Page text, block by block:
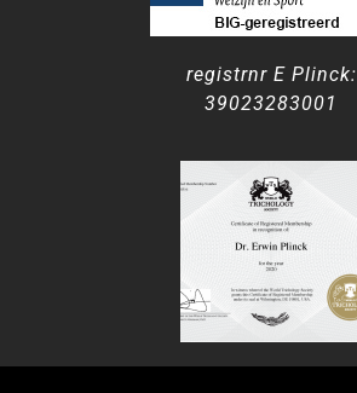
registrnr E Plinck:
39023283001